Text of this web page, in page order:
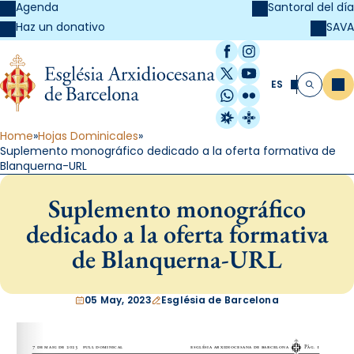
Agenda
Haz un donativo
Santoral del día
SAVA
Facebook
Instagram
X / Twitter
YouTube
WhatsApp
Flickr
Radio Estel
Catalunya
ES Buscar
Home Hojas Dominicales
Suplemento monográfico dedicado a la oferta formativa de
Blanquerna-URL
Suplemento monográfico
dedicado a la oferta formativa
de Blanquerna-URL
05 May, 2023 Església de Barcelona